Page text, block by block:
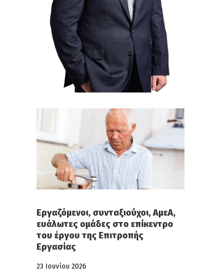
Εργαζόμενοι, συνταξιούχοι, ΑμεΑ,
ευάλωτες ομάδες στο επίκεντρο
του έργου της Επιτροπής
Εργασίας
23 Ιουνίου 2026